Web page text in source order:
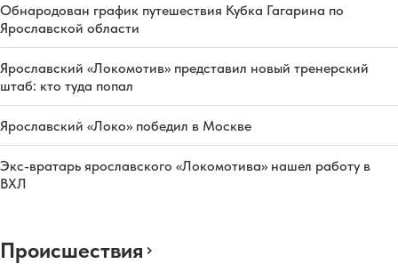
Обнародован график путешествия Кубка Гагарина по
Ярославской области
Ярославский «Локомотив» представил новый тренерский
штаб: кто туда попал
Ярославский «Локо» победил в Москве
Экс-вратарь ярославского «Локомотива» нашел работу в
ВХЛ
Происшествия